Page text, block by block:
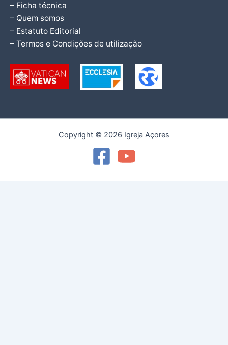
– Ficha técnica
– Quem somos
– Estatuto Editorial
– Termos e Condições de utilização
Copyright © 2026 Igreja Açores